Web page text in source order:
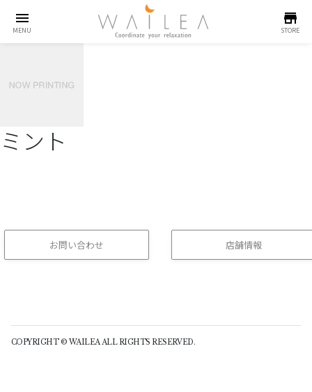
menu
MENU
store
STORE
ミント
お問い合わせ 店舗情報
COPYRIGHT © WAILEA ALL RIGHTS RESERVED.